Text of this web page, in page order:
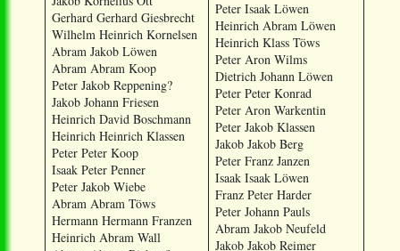
Gerhard Gerhard Giesbrecht
Wilhelm Heinrich Kornelsen
Abram Jakob Löwen
Abram Abram Koop
Peter Jakob Reppening?
Jakob Johann Friesen
Heinrich David Boschmann
Heinrich Heinrich Klassen
Peter Peter Koop
Isaak Peter Penner
Peter Jakob Wiebe
Abram Abram Töws
Hermann Hermann Franzen
Heinrich Abram Wall
Peter Isaak Löwen
Heinrich Abram Löwen
Heinrich Klass Töws
Peter Aron Wilms
Dietrich Johann Löwen
Peter Peter Konrad
Peter Aron Warkentin
Peter Jakob Klassen
Jakob Jakob Berg
Peter Franz Janzen
Isaak Isaak Löwen
Franz Peter Harder
Peter Johann Pauls
Abram Jakob Neufeld
Jakob Jakob Reimer